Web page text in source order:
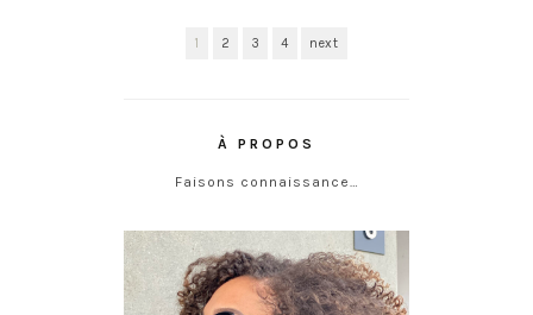
1 2 3 4 next
À PROPOS
Faisons connaissance…